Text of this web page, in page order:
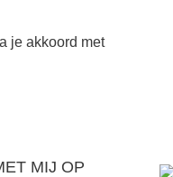
je akkoord met
MIJ OP